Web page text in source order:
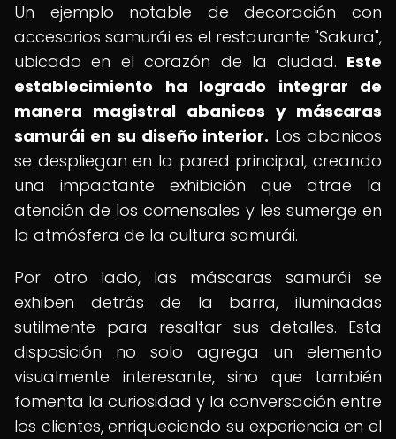
Un ejemplo notable de decoración con
accesorios samurái es el restaurante "Sakura",
ubicado en el corazón de la ciudad. Este
establecimiento ha logrado integrar de
manera magistral abanicos y máscaras
samurái en su diseño interior. Los abanicos
se despliegan en la pared principal, creando
una impactante exhibición que atrae la
atención de los comensales y les sumerge en
la atmósfera de la cultura samurái.
Por otro lado, las máscaras samurái se
exhiben detrás de la barra, iluminadas
sutilmente para resaltar sus detalles. Esta
disposición no solo agrega un elemento
visualmente interesante, sino que también
fomenta la curiosidad y la conversación entre
los clientes, enriqueciendo su experiencia en el